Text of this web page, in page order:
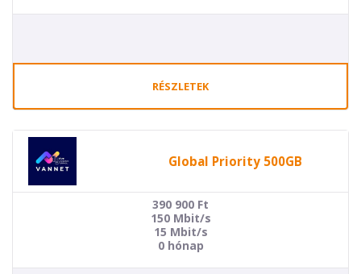
RÉSZLETEK
Global Priority 500GB
390 900 Ft
150 Mbit/s
15 Mbit/s
0 hónap